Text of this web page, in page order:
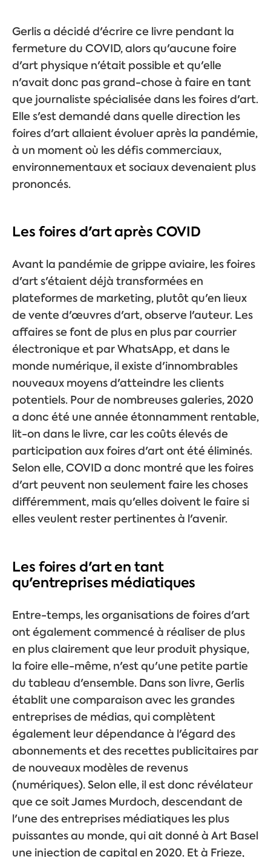
Gerlis a décidé d'écrire ce livre pendant la
fermeture du COVID, alors qu'aucune foire
d'art physique n'était possible et qu'elle
n'avait donc pas grand-chose à faire en tant
que journaliste spécialisée dans les foires d'art.
Elle s'est demandé dans quelle direction les
foires d'art allaient évoluer après la pandémie,
à un moment où les défis commerciaux,
environnementaux et sociaux devenaient plus
prononcés.
Les foires d'art après COVID
Avant la pandémie de grippe aviaire, les foires
d'art s'étaient déjà transformées en
plateformes de marketing, plutôt qu'en lieux
de vente d'œuvres d'art, observe l'auteur. Les
affaires se font de plus en plus par courrier
électronique et par WhatsApp, et dans le
monde numérique, il existe d'innombrables
nouveaux moyens d'atteindre les clients
potentiels. Pour de nombreuses galeries, 2020
a donc été une année étonnamment rentable,
lit-on dans le livre, car les coûts élevés de
participation aux foires d'art ont été éliminés.
Selon elle, COVID a donc montré que les foires
d'art peuvent non seulement faire les choses
différemment, mais qu'elles doivent le faire si
elles veulent rester pertinentes à l'avenir.
Les foires d'art en tant
qu'entreprises médiatiques
Entre-temps, les organisations de foires d'art
ont également commencé à réaliser de plus
en plus clairement que leur produit physique,
la foire elle-même, n'est qu'une petite partie
du tableau d'ensemble. Dans son livre, Gerlis
établit une comparaison avec les grandes
entreprises de médias, qui complètent
également leur dépendance à l'égard des
abonnements et des recettes publicitaires par
de nouveaux modèles de revenus
(numériques). Selon elle, il est donc révélateur
que ce soit James Murdoch, descendant de
l'une des entreprises médiatiques les plus
puissantes au monde, qui ait donné à Art Basel
une injection de capital en 2020. Et à Frieze,